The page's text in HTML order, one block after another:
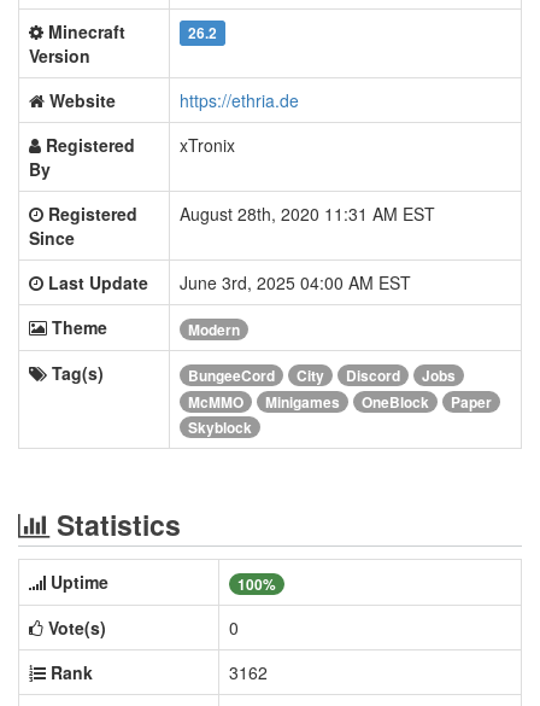
Minecraft
Version
26.2
Website
https://ethria.de
Registered
By
xTronix
Registered
Since
August 28th, 2020 11:31 AM EST
Last Update
June 3rd, 2025 04:00 AM EST
Theme
Modern
Tag(s) BungeeCord City Discord
Jobs
McMMO
Minigames OneBlock
Paper
Skyblock
Statistics
Uptime 100%
Vote(s)
0
Rank
3162